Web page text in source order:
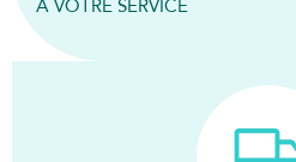
À VOTRE SERVICE